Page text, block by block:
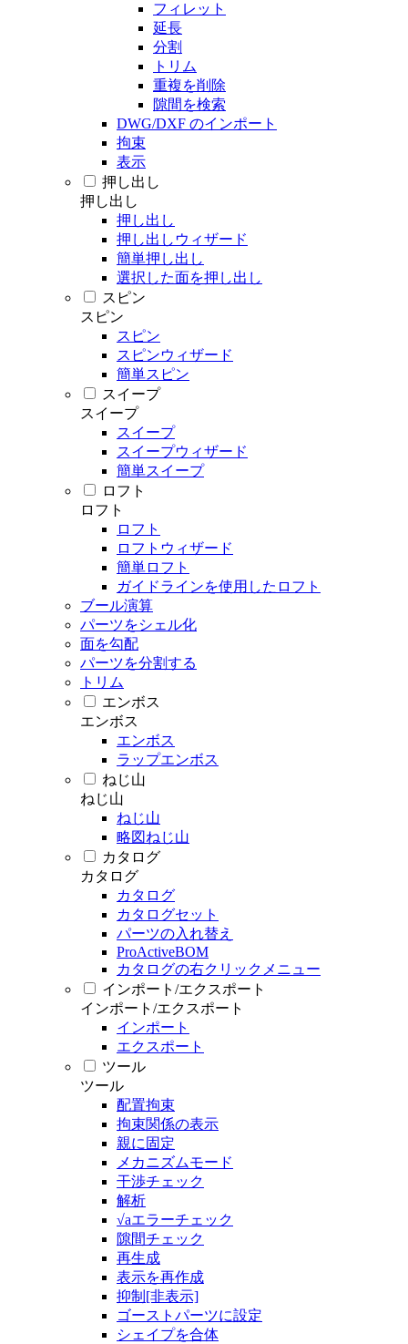
フィレット
延長
分割
トリム
重複を削除
隙間を検索
DWG/DXF のインポート
拘束
表示
押し出し
押し出し
押し出し
押し出しウィザード
簡単押し出し
選択した面を押し出し
スピン
スピン
スピン
スピンウィザード
簡単スピン
スイープ
スイープ
スイープ
スイープウィザード
簡単スイープ
ロフト
ロフト
ロフト
ロフトウィザード
簡単ロフト
ガイドラインを使用したロフト
ブール演算
パーツをシェル化
面を勾配
パーツを分割する
トリム
エンボス
エンボス
エンボス
ラップエンボス
ねじ山
ねじ山
ねじ山
略図ねじ山
カタログ
カタログ
カタログ
カタログセット
パーツの入れ替え
ProActiveBOM
カタログの右クリックメニュー
インポート/エクスポート
インポート/エクスポート
インポート
エクスポート
ツール
ツール
配置拘束
拘束関係の表示
親に固定
メカニズムモード
干渉チェック
解析
√aエラーチェック
隙間チェック
再生成
表示を再作成
抑制[非表示]
ゴーストパーツに設定
シェイプを合体